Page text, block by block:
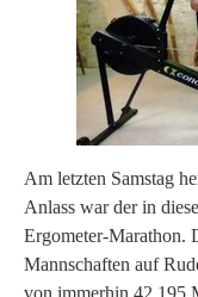
Am letzten Samstag
Anlass war der in
Ergometer-Marathon.
Mannschaften auf
von immerhin 42.195